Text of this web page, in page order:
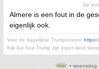
De
Almere is een fout in de
eigenlijk ook.
Voor de dagelijkse Trumprotzooi:
Kijk live hoe Trump zijn eigen land
• woensdag